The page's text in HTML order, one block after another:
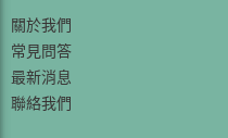
關於我們
常見問答
最新消息
聯絡我們